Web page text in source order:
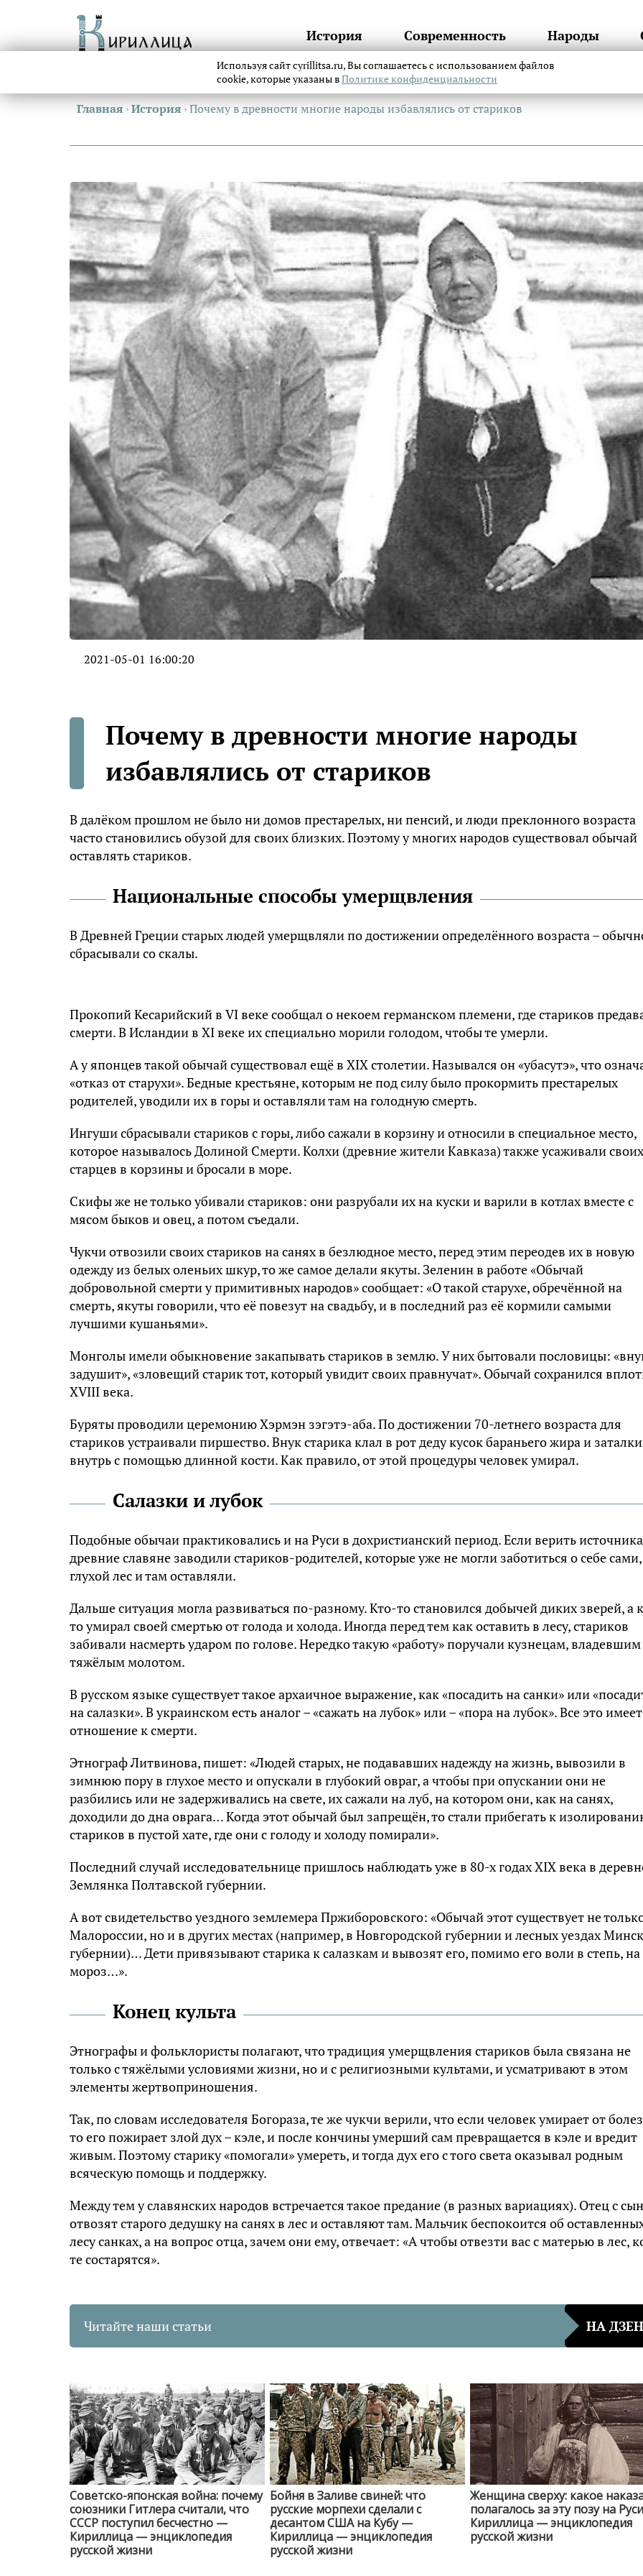
История Современность Народы
Главная ›История ›Почему в древности многие народы избавлялись от стариков
2021-05-01 16:00:20
Почему в древности многие народы
избавлялись от стариков
В далёком прошлом не было ни домов престарелых, ни пенсий, и люди преклонного возраста
часто становились обузой для своих близких. Поэтому у многих народов существовал обычай
оставлять стариков.
Национальные способы умерщвления
В Древней Греции старых людей умерщвляли по достижении определённого возраста –
сбрасывали со скалы.
Прокопий Кесарийский в VI веке сообщал о некоем германском племени, где стариков
смерти. В Исландии в XI веке их специально морили голодом, чтобы те умерли.
А у японцев такой обычай существовал ещё в XIX столетии. Назывался он «убасутэ», что
«отказ от старухи». Бедные крестьяне, которым не под силу было прокормить престарелых
родителей, уводили их в горы и оставляли там на голодную смерть.
Ингуши сбрасывали стариков с горы, либо сажали в корзину и относили в специальное место,
которое называлось Долиной Смерти. Колхи (древние жители Кавказа) также усаживали своих
старцев в корзины и бросали в море.
Скифы же не только убивали стариков: они разрубали их на куски и варили в котлах вместе с
мясом быков и овец, а потом съедали.
Чукчи отвозили своих стариков на санях в безлюдное место, перед этим переодев их в новую
одежду из белых оленьих шкур, то же самое делали якуты. Зеленин в работе «Обычай
добровольной смерти у примитивных народов» сообщает: «О такой старухе, обречённой на
смерть, якуты говорили, что её повезут на свадьбу, и в последний раз её кормили самыми
лучшими кушаньями».
Монголы имели обыкновение закапывать стариков в землю. У них бытовали пословицы:
задушит», «зловещий старик тот, который увидит своих правнучат». Обычай сохранился
XVIII века.
Буряты проводили церемонию Хэрмэн зэгэтэ-аба. По достижении 70-летнего возраста для
стариков устраивали пиршество. Внук старика клал в рот деду кусок бараньего жира и
внутрь с помощью длинной кости. Как правило, от этой процедуры человек умирал.
Салазки и лубок
Подобные обычаи практиковались и на Руси в дохристианский период. Если верить
древние славяне заводили стариков-родителей, которые уже не могли заботиться о себе
глухой лес и там оставляли.
Дальше ситуация могла развиваться по-разному. Кто-то становился добычей диких зверей, а
то умирал своей смертью от голода и холода. Иногда перед тем как оставить в лесу, стариков
забивали насмерть ударом по голове. Нередко такую «работу» поручали кузнецам, владевшим
тяжёлым молотом.
В русском языке существует такое архаичное выражение, как «посадить на санки» или
на салазки». В украинском есть аналог – «сажать на лубок» или – «пора на лубок». Все это имеет
отношение к смерти.
Этнограф Литвинова, пишет: «Людей старых, не подававших надежду на жизнь, вывозили в
зимнюю пору в глухое место и опускали в глубокий овраг, а чтобы при опускании они не
разбились или не задерживались на свете, их сажали на луб, на котором они, как на санях,
доходили до дна оврага… Когда этот обычай был запрещён, то стали прибегать к
стариков в пустой хате, где они с голоду и холоду помирали».
Последний случай исследовательнице пришлось наблюдать уже в 80-х годах XIX века в
Землянка Полтавской губернии.
А вот свидетельство уездного землемера Пржиборовского: «Обычай этот существует не
Малороссии, но и в других местах (например, в Новгородской губернии и лесных уездах
губернии)… Дети привязывают старика к салазкам и вывозят его, помимо его воли в степь, на
мороз…».
Конец культа
Этнографы и фольклористы полагают, что традиция умерщвления стариков была связана не
только с тяжёлыми условиями жизни, но и с религиозными культами, и усматривают в этом
элементы жертвоприношения.
Так, по словам исследователя Богораза, те же чукчи верили, что если человек умирает от
то его пожирает злой дух – кэле, и после кончины умерший сам превращается в кэле и вредит
живым. Поэтому старику «помогали» умереть, и тогда дух его с того света оказывал родным
всяческую помощь и поддержку.
Между тем у славянских народов встречается такое предание (в разных вариациях). Отец с
отвозят старого дедушку на санях в лес и оставляют там. Мальчик беспокоится об
лесу санках, а на вопрос отца, зачем они ему, отвечает: «А чтобы отвезти вас с матерью в лес,
те состарятся».
Читайте наши статьи НА ДЗЕН
Советско-японская война: почему
союзники Гитлера считали, что
СССР поступил бесчестно —
Кириллица — энциклопедия
русской жизни
Бойня в Заливе свиней: что
русские морпехи сделали с
десантом США на Кубу —
Кириллица — энциклопедия
русской жизни
Женщина сверху: какое
полагалось за эту позу на
Кириллица — энциклопедия
русской жизни
Используя сайт cyrillitsa.ru, Вы соглашаетесь с использованием файлов
cookie, которые указаны вПолитике конфиденциальности